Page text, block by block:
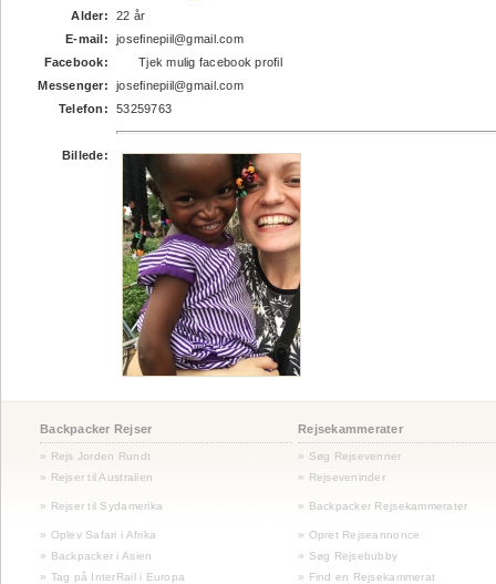
Alder:
22 år
E-mail:
josefinepiil@gmail.com
Facebook:
Tjek mulig facebook profil
Messenger:
josefinepiil@gmail.com
Telefon:
53259763
Billede:
Backpacker Rejser Rejsekammerater
» Rejs Jorden Rundt
» Søg Rejsevenner
» Rejser til Australien
» Rejseveninder
» Rejser til Sydamerika » Backpacker Rejsekammerater
» Oplev Safari i Afrika
» Opret Rejseannonce
» Backpacker i Asien
» Søg Rejsebubby
» Tag på InterRail i Europa
» Find en Rejsekammerat